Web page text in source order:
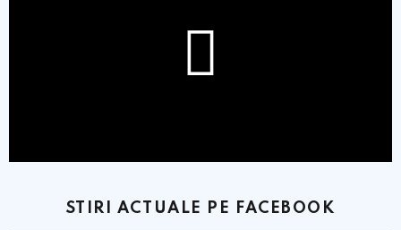
STIRI ACTUALE PE FACEBOOK